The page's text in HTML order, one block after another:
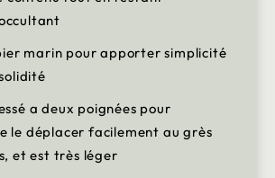
marin pour apporter simplicité
a deux poignées pour
le déplacer facilement au grès
et est très léger